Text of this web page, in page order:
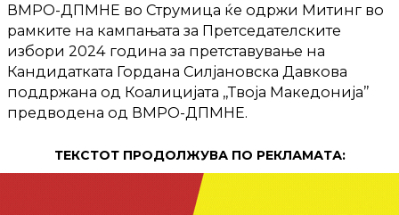
ВМРО-ДПМНЕ во Струмица ќе одржи Митинг во
рамките на кампањата за Претседателските
избори 2024 година за претставување на
Кандидатката Гордана Силјановска Давкова
поддржана од Коалицијата ,,Твоја Македонија’’
предводена од ВМРО-ДПМНЕ.
ТЕКСТОТ ПРОДОЛЖУВА ПО РЕКЛАМАТА: